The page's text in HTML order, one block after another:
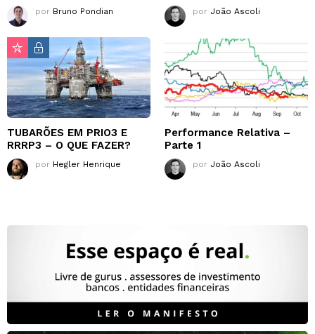
por Bruno Pondian por João Ascoli
TUBARÕES EM PRIO3 E
RRRP3 – O QUE FAZER?
por Hegler Henrique
Performance Relativa –
Parte 1
por João Ascoli